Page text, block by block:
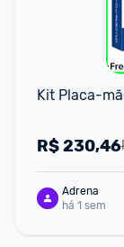
Kit Placa-
R$230,46
Adrena
há 1 sem